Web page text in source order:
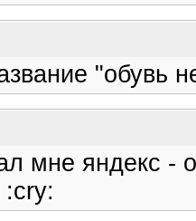
"обувь
мне яндекс -
:cry: